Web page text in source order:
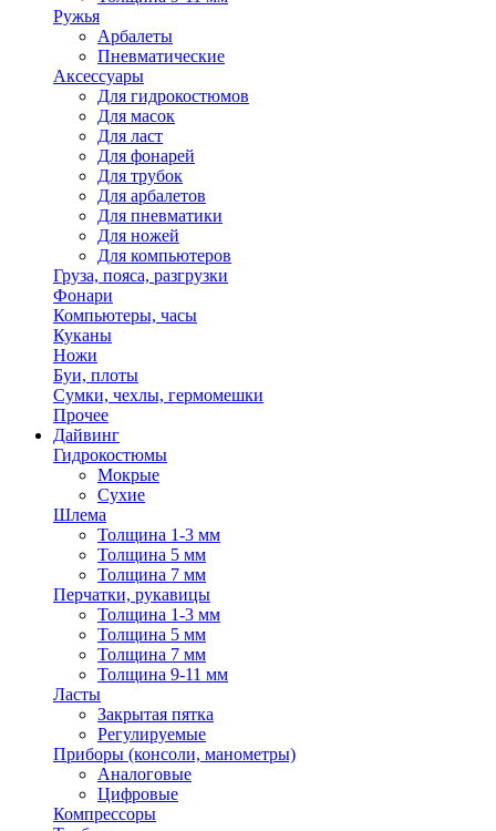
Ружья
Арбалеты
Пневматические
Аксессуары
Для гидрокостюмов
Для масок
Для ласт
Для фонарей
Для трубок
Для арбалетов
Для пневматики
Для ножей
Для компьютеров
Груза, пояса, разгрузки
Фонари
Компьютеры, часы
Куканы
Ножи
Буи, плоты
Сумки, чехлы, гермомешки
Прочее
Дайвинг
Гидрокостюмы
Мокрые
Сухие
Шлема
Толщина 1-3 мм
Толщина 5 мм
Толщина 7 мм
Перчатки, рукавицы
Толщина 1-3 мм
Толщина 5 мм
Толщина 7 мм
Толщина 9-11 мм
Ласты
Закрытая пятка
Регулируемые
Приборы (консоли, манометры)
Аналоговые
Цифровые
Компрессоры